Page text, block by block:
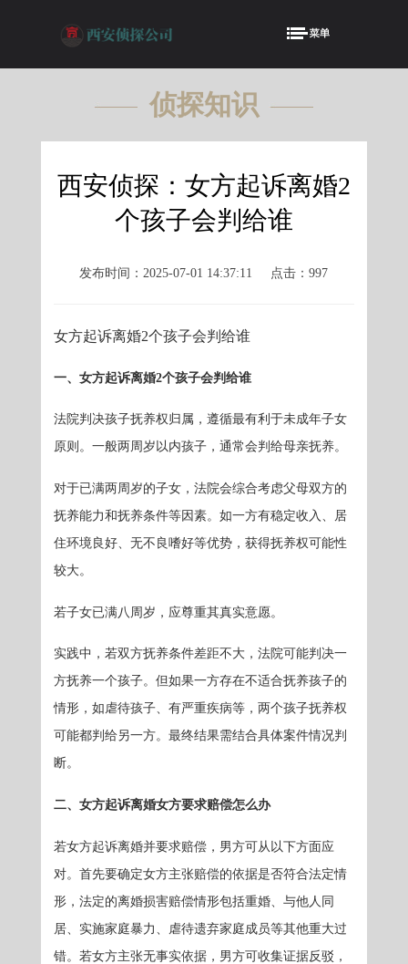
侦探知识
KNOWLEDGE
西安侦探：女方起诉离婚2
个孩子会判给谁
发布时间：2025-07-01 14:37:11 点击：997
女方起诉离婚2个孩子会判给谁
一、女方起诉离婚2个孩子会判给谁
法院判决孩子抚养权归属，遵循最有利于未成年子女
原则。一般两周岁以内孩子，通常会判给母亲抚养。
对于已满两周岁的子女，法院会综合考虑父母双方的
抚养能力和抚养条件等因素。如一方有稳定收入、居
住环境良好、无不良嗜好等优势，获得抚养权可能性
较大。
若子女已满八周岁，应尊重其真实意愿。
实践中，若双方抚养条件差距不大，法院可能判决一
方抚养一个孩子。但如果一方存在不适合抚养孩子的
情形，如虐待孩子、有严重疾病等，两个孩子抚养权
可能都判给另一方。最终结果需结合具体案件情况判
断。
二、女方起诉离婚女方要求赔偿怎么办
若女方起诉离婚并要求赔偿，男方可从以下方面应
对。首先要确定女方主张赔偿的依据是否符合法定情
形，法定的离婚损害赔偿情形包括重婚、与他人同
居、实施家庭暴力、虐待遗弃家庭成员等其他重大过
错。若女方主张无事实依据，男方可收集证据反驳，